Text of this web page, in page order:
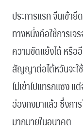
ประการแรก จีนเข้า
ทางหนึ่งคือใช้การเจ
ความขัดแย้งได้ หรือ
สัญญาต่อไต้หวันจะใช้
ไม่เข้าไปแทรกแซง
ฮ่องกงมาแล้ว ซึ่งกา
มากมายในอนาคต